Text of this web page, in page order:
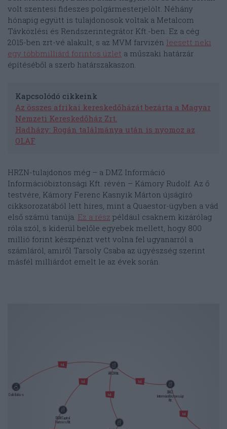
volt szentesi fideszes polgármesterjelölt. Néhány
hónapig együtt is tulajdonosok voltak a Metalcom
Távközlési és Rendszerintegrátor Kft.-ben. Ez a cég
2015-ben zrt-vé alakult, s az MVM farvizén leesett neki
egy többmilliárd forintos üzlet a műszaki határzár
építéséből a szerb határszakaszon.
Kapcsolódó cikkeink
Az összes afrikai kereskedőházát bezárta a Magyar
Nemzeti Kereskedőház Zrt.
Hadházy: Rogán találmánya után is nyomoz az
OLAF
HRZN-tulajdonos még – a DMZ Információ
Információbiztonsági Kft. révén – Kámory Rudolf. Az ő
testvére, Kámory Ferenc Kasnyik Márton újságíró
cikksorozatából lett híres, mint a Quaestor-ügyben a vád
első számú tanúja. Ez a rész például csaknem kizárólag
róla szól, s kiderül belőle egyebek mellett, hogy 800
millió forint készpénzt vett volna fel ugyanarról a
számláról, amiről Tarsoly Csaba az ügyészség szerint
másfél milliárdot emelt le az évek során.